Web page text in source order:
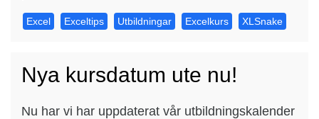
Excel Exceltips Utbildningar Excelkurs XLSnake
Nya kursdatum ute nu!
Nu har vi har uppdaterat vår utbildningskalender